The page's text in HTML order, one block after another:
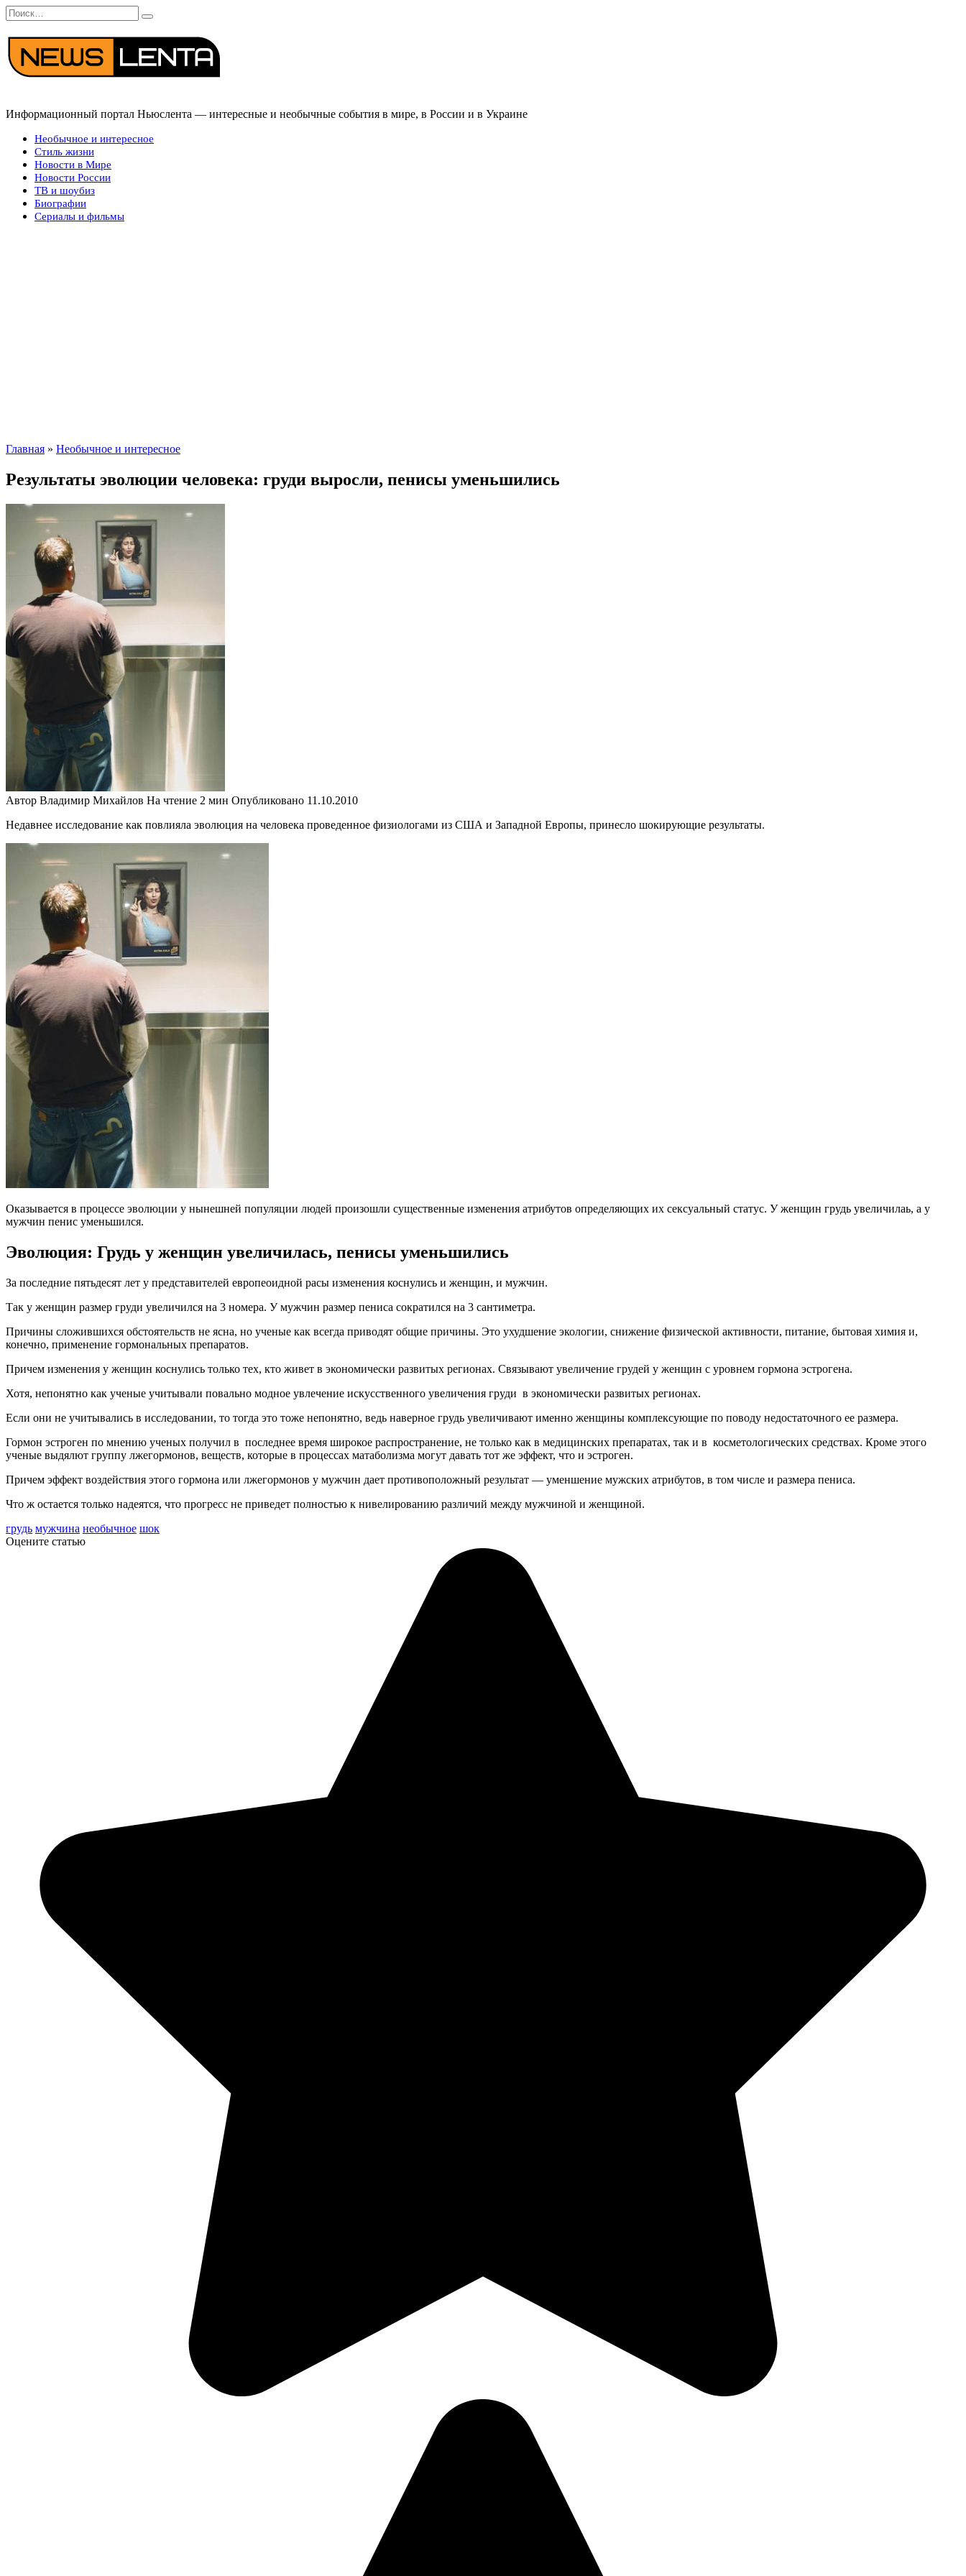
Перейти
к
содержанию
Search
for:
Информационный портал Ньюслента — интересные и необычные события в мире, в России и в Украине
Необычное и интересное
Стиль жизни
Новости в Мире
Новости России
ТВ и шоубиз
Биографии
Сериалы и фильмы
Главная » Необычное и интересное
Результаты эволюции человека: груди выросли, пенисы уменьшились
Автор Владимир Михайлов На чтение 2 мин Опубликовано 11.10.2010
Недавнее исследование как повлияла эволюция на человека проведенное физиологами из США и Западной Европы, принесло шокирующие результаты.
Оказывается в процессе эволюции у нынешней популяции людей произошли существенные изменения атрибутов определяющих их сексуальный статус. У женщин грудь увеличилаь, а у
мужчин пенис уменьшился.
Эволюция: Грудь у женщин увеличилась, пенисы уменьшились
За последние пятьдесят лет у представителей европеоидной расы изменения коснулись и женщин, и мужчин.
Так у женщин размер груди увеличился на 3 номера. У мужчин размер пениса сократился на 3 сантиметра.
Причины сложившихся обстоятельств не ясна, но ученые как всегда приводят общие причины. Это ухудшение экологии, снижение физической активности, питание, бытовая химия и,
конечно, применение гормональных препаратов.
Причем изменения у женщин коснулись только тех, кто живет в экономически развитых регионах. Связывают увеличение грудей у женщин с уровнем гормона эстрогена.
Хотя, непонятно как ученые учитывали повально модное увлечение искусственного увеличения груди в экономически развитых регионах.
Если они не учитывались в исследовании, то тогда это тоже непонятно, ведь наверное грудь увеличивают именно женщины комплексующие по поводу недостаточного ее размера.
Гормон эстроген по мнению ученых получил в последнее время широкое распространение, не только как в медицинских препаратах, так и в косметологических средствах. Кроме этого
ученые выдялют группу лжегормонов, веществ, которые в процессах матаболизма могут давать тот же эффект, что и эстроген.
Причем эффект воздействия этого гормона или лжегормонов у мужчин дает противоположный результат — уменшение мужских атрибутов, в том числе и размера пениса.
Что ж остается только надеятся, что прогресс не приведет полностью к нивелированию различий между мужчиной и женщиной.
грудь мужчина необычное шок
Оцените статью